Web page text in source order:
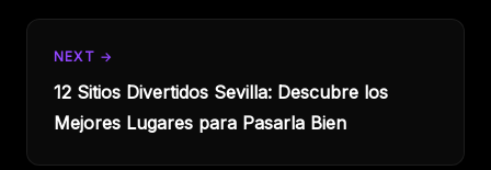
NEXT →
12 Sitios Divertidos Sevilla: Descubre los
Mejores Lugares para Pasarla Bien